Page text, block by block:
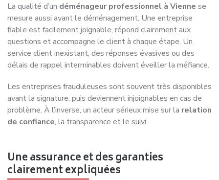
La qualité d’un déménageur professionnel à Vienne se
mesure aussi avant le déménagement. Une entreprise
fiable est facilement joignable, répond clairement aux
questions et accompagne le client à chaque étape. Un
service client inexistant, des réponses évasives ou des
délais de rappel interminables doivent éveiller la méfiance.
Les entreprises frauduleuses sont souvent très disponibles
avant la signature, puis deviennent injoignables en cas de
problème. À l’inverse, un acteur sérieux mise sur la relation
de confiance, la transparence et le suivi.
Une assurance et des garanties
clairement expliquées